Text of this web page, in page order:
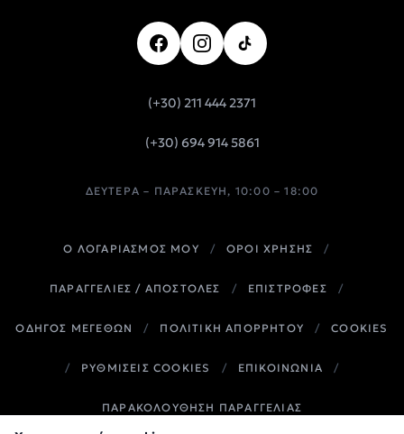
(+30) 211 444 2371
(+30) 694 914 5861
ΔΕΥΤΈΡΑ – ΠΑΡΑΣΚΕΥΉ, 10:00 – 18:00
Ο ΛΟΓΑΡΙΑΣΜΟΣ ΜΟΥ / ΟΡΟΙ ΧΡΗΣΗΣ /
ΠΑΡΑΓΓΕΛΙΕΣ / ΑΠΟΣΤΟΛΕΣ / ΕΠΙΣΤΡΟΦΕΣ /
ΟΔΗΓΟΣ ΜΕΓΕΘΩΝ / ΠΟΛΙΤΙΚΗ ΑΠΟΡΡΗΤΟΥ / COOKIES
/ ΡΥΘΜΙΣΕΙΣ COOKIES / ΕΠΙΚΟΙΝΩΝΙΑ /
ΠΑΡΑΚΟΛΟΎΘΗΣΗ ΠΑΡΑΓΓΕΛΊΑΣ